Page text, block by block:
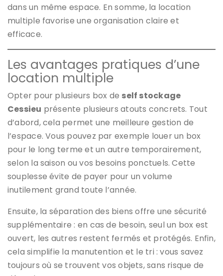
dans un même espace. En somme, la location
multiple favorise une organisation claire et
efficace.
Les avantages pratiques d’une
location multiple
Opter pour plusieurs box de self stockage
Cessieu présente plusieurs atouts concrets. Tout
d’abord, cela permet une meilleure gestion de
l’espace. Vous pouvez par exemple louer un box
pour le long terme et un autre temporairement,
selon la saison ou vos besoins ponctuels. Cette
souplesse évite de payer pour un volume
inutilement grand toute l’année.
Ensuite, la séparation des biens offre une sécurité
supplémentaire : en cas de besoin, seul un box est
ouvert, les autres restent fermés et protégés. Enfin,
cela simplifie la manutention et le tri : vous savez
toujours où se trouvent vos objets, sans risque de